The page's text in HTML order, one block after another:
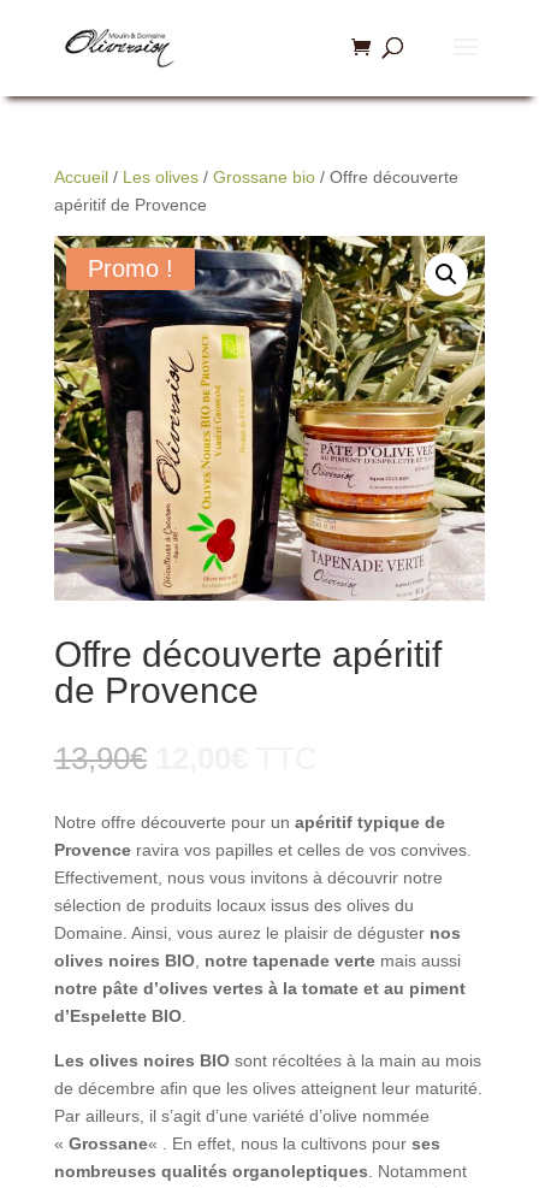
Accueil/ Les olives/ Grossane bio/ Offre découverte
apéritif de Provence
Promo !
Offre découverte apéritif
de Provence
13,90€
initial
était :
13,90€.
actuel
est :
12,00€.
Notre offre découverte pour un apéritif typique de
Provenceravira vos papilles et celles de vos convives.
Effectivement, nous vous invitons à découvrir notre
sélection de produits locaux issus des olives du
Domaine. Ainsi, vous aurez le plaisir de déguster nos
olives noires BIO, notre tapenade vertemais aussi
notre pâte d’olives vertes à la tomate et au piment
d’Espelette BIO.
Les olives noires BIOsont récoltées à la main au mois
de décembre afin que les olives atteignent leur maturité.
Par ailleurs, il s’agit d’une variété d’olive nommée
« Grossane« . En effet, nous la cultivons pourses
nombreuses qualités organoleptiques. Notamment